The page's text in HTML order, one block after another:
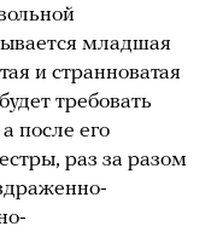
младшая
и странноватая
требовать
после его
раз за разом